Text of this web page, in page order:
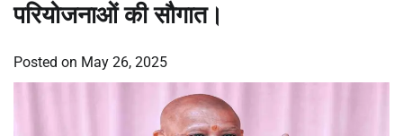
परियोजनाओं की सौगात।
Posted on May 26, 2025